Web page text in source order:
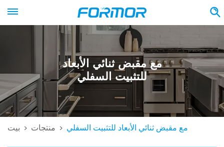
مع مقبض ثنائي الأبعاد
للتثبيت السفلي
بيت > منتجات > مع مقبض ثنائي الأبعاد للتثبيت السفلي